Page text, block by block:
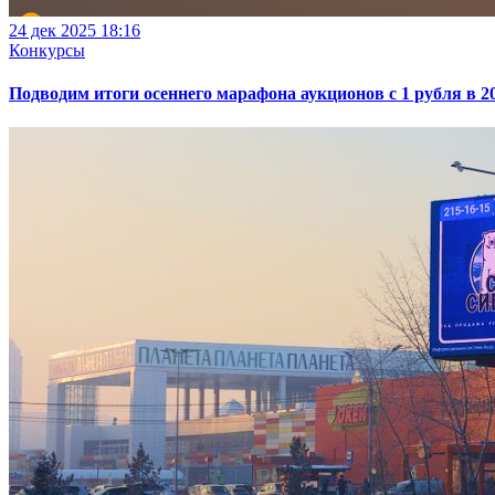
24 дек 2025 18:16
Конкурсы
Подводим итоги осеннего марафона аукционов с 1 рубля в